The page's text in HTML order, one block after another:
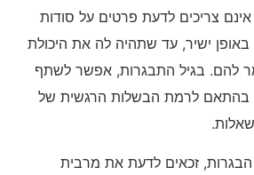
אינם צריכים לדעת פרטים על סודות
ישיר, עד שתהיה לה את היכולת
להם. בגיל התבגרות, אפשר לשתף
בהתאם לרמת הבשלות הרגשית של
שאלות.
הבגרות, זכאים לדעת את מרבית